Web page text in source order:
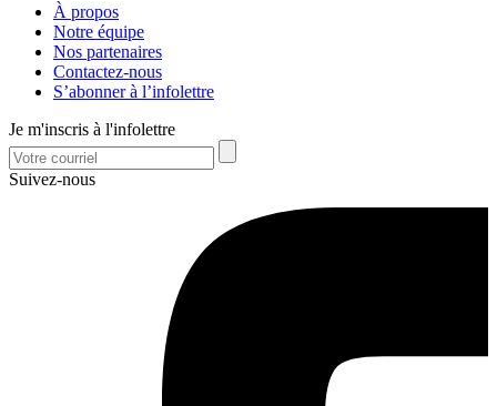
À propos
Notre équipe
Nos partenaires
Contactez-nous
S’abonner à l’infolettre
Je m'inscris à l'infolettre
Suivez-nous